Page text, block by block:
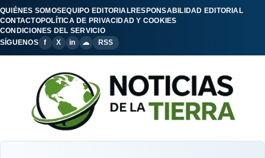
QUIÉNES SOMOSEQUIPO EDITORIALRESPONSABILIDAD EDITORIAL
CONTACTOPOLÍTICA DE PRIVACIDAD Y COOKIES
CONDICIONES DEL SERVICIO
SÍGUENOS
f X in ☁ RSS